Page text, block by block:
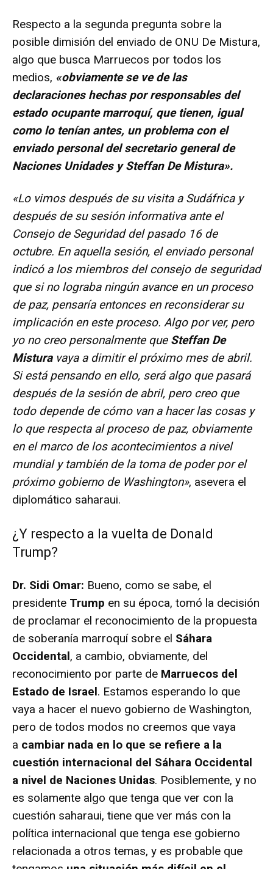
Respecto a la segunda pregunta sobre la
posible dimisión del enviado de ONU De Mistura,
algo que busca Marruecos por todos los
medios, «obviamente se ve de las
declaraciones hechas por responsables del
estado ocupante marroquí, que tienen, igual
como lo tenían antes, un problema con el
enviado personal del secretario general de
Naciones Unidades y Steffan De Mistura».
«Lo vimos después de su visita a Sudáfrica y
después de su sesión informativa ante el
Consejo de Seguridad del pasado 16 de
octubre. En aquella sesión, el enviado personal
indicó a los miembros del consejo de seguridad
que si no lograba ningún avance en un proceso
de paz, pensaría entonces en reconsiderar su
implicación en este proceso. Algo por ver, pero
yo no creo personalmente que Steffan De
Misturavaya a dimitir el próximo mes de abril.
Si está pensando en ello, será algo que pasará
después de la sesión de abril, pero creo que
todo depende de cómo van a hacer las cosas y
lo que respecta al proceso de paz, obviamente
en el marco de los acontecimientos a nivel
mundial y también de la toma de poder por el
próximo gobierno de Washington», asevera el
diplomático saharaui.
¿Y respecto a la vuelta de Donald
Trump?
Dr. Sidi Omar: Bueno, como se sabe, el
presidente Trump en su época, tomó la decisión
de proclamar el reconocimiento de la propuesta
de soberanía marroquí sobre el Sáhara
Occidental, a cambio, obviamente, del
reconocimiento por parte de Marruecos del
Estado de Israel. Estamos esperando lo que
vaya a hacer el nuevo gobierno de Washington,
pero de todos modos no creemos que vaya
a cambiar nada en lo que se refiere a la
cuestión internacional del Sáhara Occidental
a nivel de Naciones Unidas. Posiblemente, y no
es solamente algo que tenga que ver con la
cuestión saharaui, tiene que ver más con la
política internacional que tenga ese gobierno
relacionada a otros temas, y es probable que